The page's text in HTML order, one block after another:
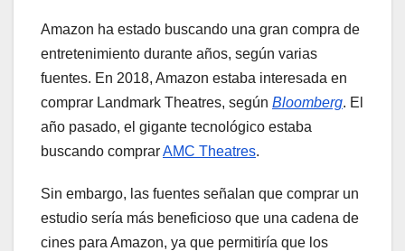
Amazon ha estado buscando una gran compra de
entretenimiento durante años, según varias
fuentes. En 2018, Amazon estaba interesada en
comprar Landmark Theatres, según Bloomberg. El
año pasado, el gigante tecnológico estaba
buscando comprarAMC Theatres.
Sin embargo, las fuentes señalan que comprar un
estudio sería más beneficioso que una cadena de
cines para Amazon, ya que permitiría que los